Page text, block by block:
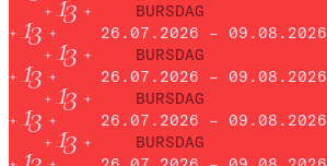
BURSDAG
26.07.2026 – 09.08.2026
BURSDAG
26.07.2026 – 09.08.2026
BURSDAG
26.07.2026 – 09.08.2026
BURSDAG